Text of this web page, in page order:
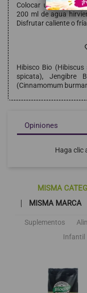
Colocar una bolsita
200 ml de agua
Disfrutar caliente o
Hibisco Bio
spicata), Jengibre
(Cinnamomum
Opiniones
Haga clic
MISMA
MISMA MARCA
Suplementos
Infantil